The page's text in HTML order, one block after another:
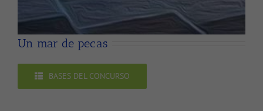
Un mar de pecas
BASES DEL CONCURSO